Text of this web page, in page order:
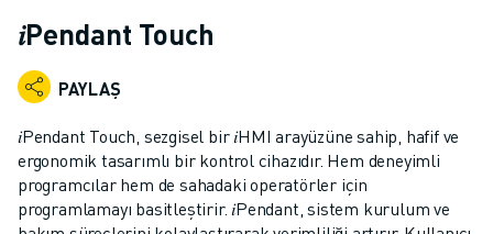
İŞBIRLIKÇI ROBOTLAR
ROBOT YELPAZESI
ROBOT KONTROLÖRLERI
ROBOT AKSESUARLARI
ROBOT YAZILIMI
SIMÜLASYON YAZILIMI
EĞITIM AMAÇLI ROBOTIK ÜRÜNLERI
𝑖Pendant Touch
PAYLAŞ
𝑖Pendant Touch, sezgisel bir 𝑖HMI arayüzüne sahip, hafif ve
ergonomik tasarımlı bir kontrol cihazıdır. Hem deneyimli
programcılar hem de sahadaki operatörler için
programlamayı basitleştirir. 𝑖Pendant, sistem kurulum ve